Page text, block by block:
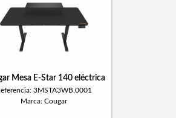
Mesa E-Star 140 eléctrica
3MSTA3WB.0001
Marca: Cougar